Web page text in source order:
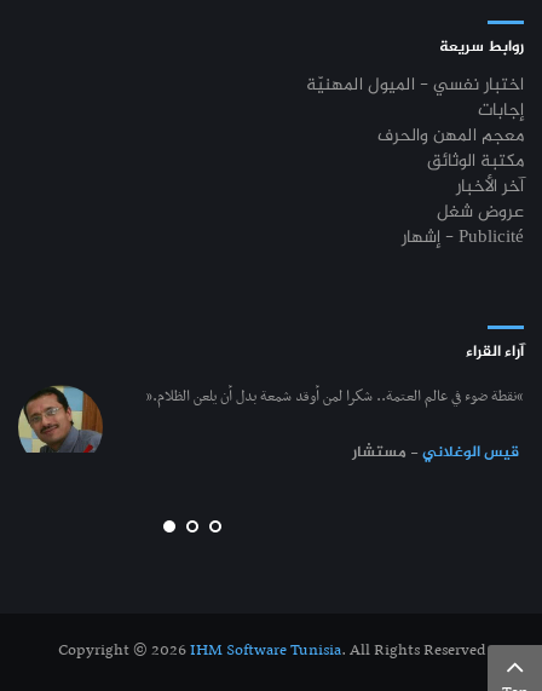
روابط سريعة
اختبار نفسي - الميول المهنيّة
إجابات
معجم المهن والحرف
مكتبة الوثائق
آخر الأخبار
عروض شغل
إشهار - Publicité
آراء القراء
“نقطة ضوء في عالم العتمة.. شكرا لمن أوقد شمعة بدل أن يلعن الظلام.”
قيس الوغلاني- مستشار
Copyright © 2026IHM Software Tunisia. All Rights Reserved